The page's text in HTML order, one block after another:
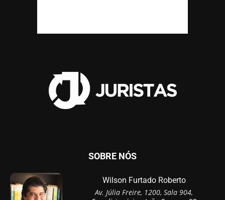
SOBRE NÓS
Wilson Furtado Roberto
Av. Júlia Freire, 1200, Sala 904,